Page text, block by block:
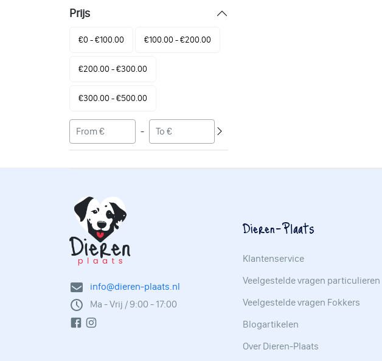
Prijs
€0 - €100.00 €100.00 - €200.00
€200.00 - €300.00
€300.00 - €500.00
-
info@dieren-plaats.nl
Ma - Vrij / 9:00 - 17:00
Dieren-Plaats
Klantenservice
Veelgestelde vragen particulieren
Veelgestelde vragen Fokkers
Blogartikelen
Over Dieren-Plaats